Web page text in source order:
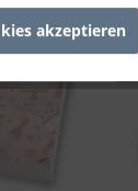
akzeptieren